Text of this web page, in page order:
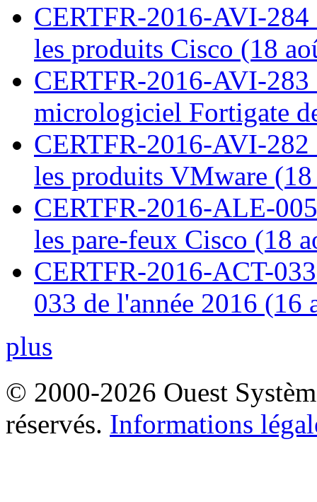
CERTFR-2016-AVI-
les produits Cisco (18
CERTFR-2016-AVI-
micrologiciel Fortigate
CERTFR-2016-AVI-
les produits VMware
CERTFR-2016-ALE-
les pare-feux Cisco (18
CERTFR-2016-ACT-
033 de l'année 2016 (16
plus
© 2000-2026 Ouest
réservés. Informations